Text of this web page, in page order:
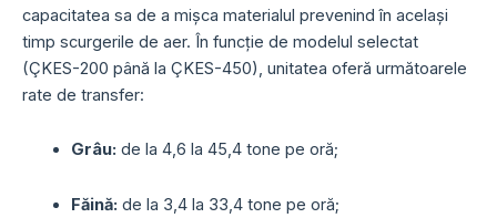
capacitatea sa de a mișca materialul prevenind în același
timp scurgerile de aer. În funcție de modelul selectat
(ÇKES-200 până la ÇKES-450), unitatea oferă următoarele
rate de transfer:
Grâu: de la 4,6 la 45,4 tone pe oră;
Făină: de la 3,4 la 33,4 tone pe oră;